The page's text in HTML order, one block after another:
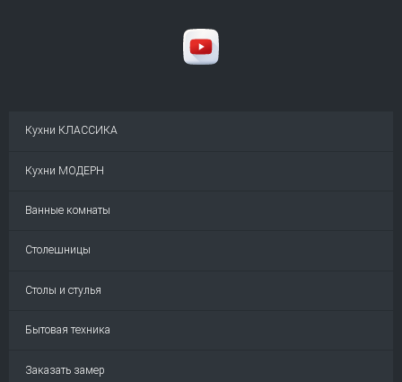
Кухни КЛАССИКА
Кухни МОДЕРН
Ванные комнаты
Столешницы
Столы и стулья
Бытовая техника
Заказать замер